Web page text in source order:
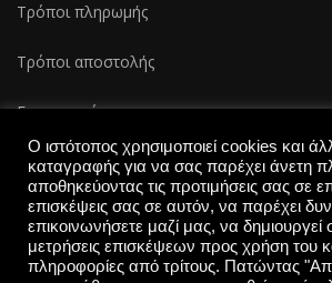
Τρόποι πληρωμής
Τρόποι αποστολής
Επικοινωνία
Ο ιστότοπος χρησιμοποιεί cookies και
καταγραφής για να σας παρέχει άνετη
αποθηκεύοντας τις προτιμήσεις σας σε
επισκέψεις σας σε αυτόν, να παρέχει
επικοινωνήσετε μαζί μας, να δημιουργεί
μετρήσεις επισκέψεων προς χρήση του
πληροφορίες από τρίτους. Πατώντας